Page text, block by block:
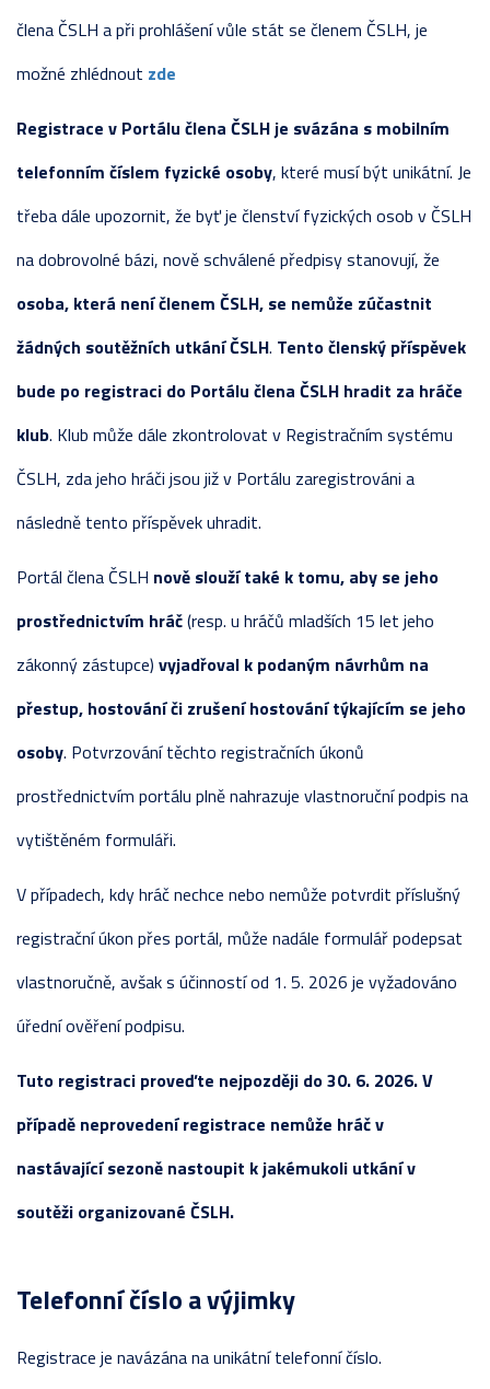
člena ČSLH a při prohlášení vůle stát se členem ČSLH, je
možné zhlédnout zde
Registrace v Portálu člena ČSLH je svázána s mobilním
telefonním číslem fyzické osoby, které musí být unikátní. Je
třeba dále upozornit, že byť je členství fyzických osob v ČSLH
na dobrovolné bázi, nově schválené předpisy stanovují, že
osoba, která není členem ČSLH, se nemůže zúčastnit
žádných soutěžních utkání ČSLH. Tento členský příspěvek
bude po registraci do Portálu člena ČSLH hradit za hráče
klub. Klub může dále zkontrolovat v Registračním systému
ČSLH, zda jeho hráči jsou již v Portálu zaregistrováni a
následně tento příspěvek uhradit.
Portál člena ČSLH nově slouží také k tomu, aby se jeho
prostřednictvím hráč(resp. u hráčů mladších 15 let jeho
zákonný zástupce) vyjadřoval k podaným návrhům na
přestup, hostování či zrušení hostování týkajícím se jeho
osoby. Potvrzování těchto registračních úkonů
prostřednictvím portálu plně nahrazuje vlastnoruční podpis na
vytištěném formuláři.
V případech, kdy hráč nechce nebo nemůže potvrdit příslušný
registrační úkon přes portál, může nadále formulář podepsat
vlastnoručně, avšak s účinností od 1. 5. 2026 je vyžadováno
úřední ověření podpisu.
Tuto registraci proveďte nejpozději do 30. 6. 2026. V
případě neprovedení registrace nemůže hráč v
nastávající sezoně nastoupit k jakémukoli utkání v
soutěži organizované ČSLH.
Telefonní číslo a výjimky
Registrace je navázána na unikátní telefonní číslo.